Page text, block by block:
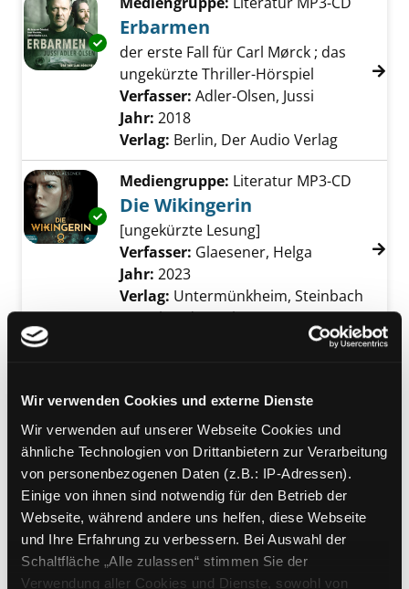
Wir verwenden Cookies und externe Dienste
Wir verwenden auf unserer Webseite Cookies und
ähnliche Technologien von Drittanbietern zur Verarbeitung
von personenbezogenen Daten (z.B.: IP-Adressen).
Einige von ihnen sind notwendig für den Betrieb der
Webseite, während andere uns helfen, diese Webseite
und Ihre Erfahrung zu verbessern. Bei Auswahl der
Schaltfläche „Alle zulassen“ stimmen Sie der
Verwendung aller Cookies und Dienste, sowohl von
Exemplar-Details von Erbarmen anzeigen
Erbarmen
der erste Fall für Carl Mørck ; das
ungekürzte Thriller-Hörspiel
Verfasser: Adler-Olsen, Jussi
Jahr: 2018
Verlag: Berlin, Der Audio Verlag
Exemplar-Details von Die Wikingerin
Mediengruppe: Literatur MP3-CD
Die Wikingerin
[ungekürzte Lesung]
Verfasser: Glaesener, Helga Suche nach
Jahr: 2023
Verlag: Untermünkheim, Steinbach
Sprechende Bücher
Exemplar-Details von Unschuld anzeigen
Roman
Verfasser: Würger, TakisSuche nach
Jahr:2022
Verlag:München, Penguin-Verl.
Mediengruppe:Belletristik
03.; Crown and bones
Roman